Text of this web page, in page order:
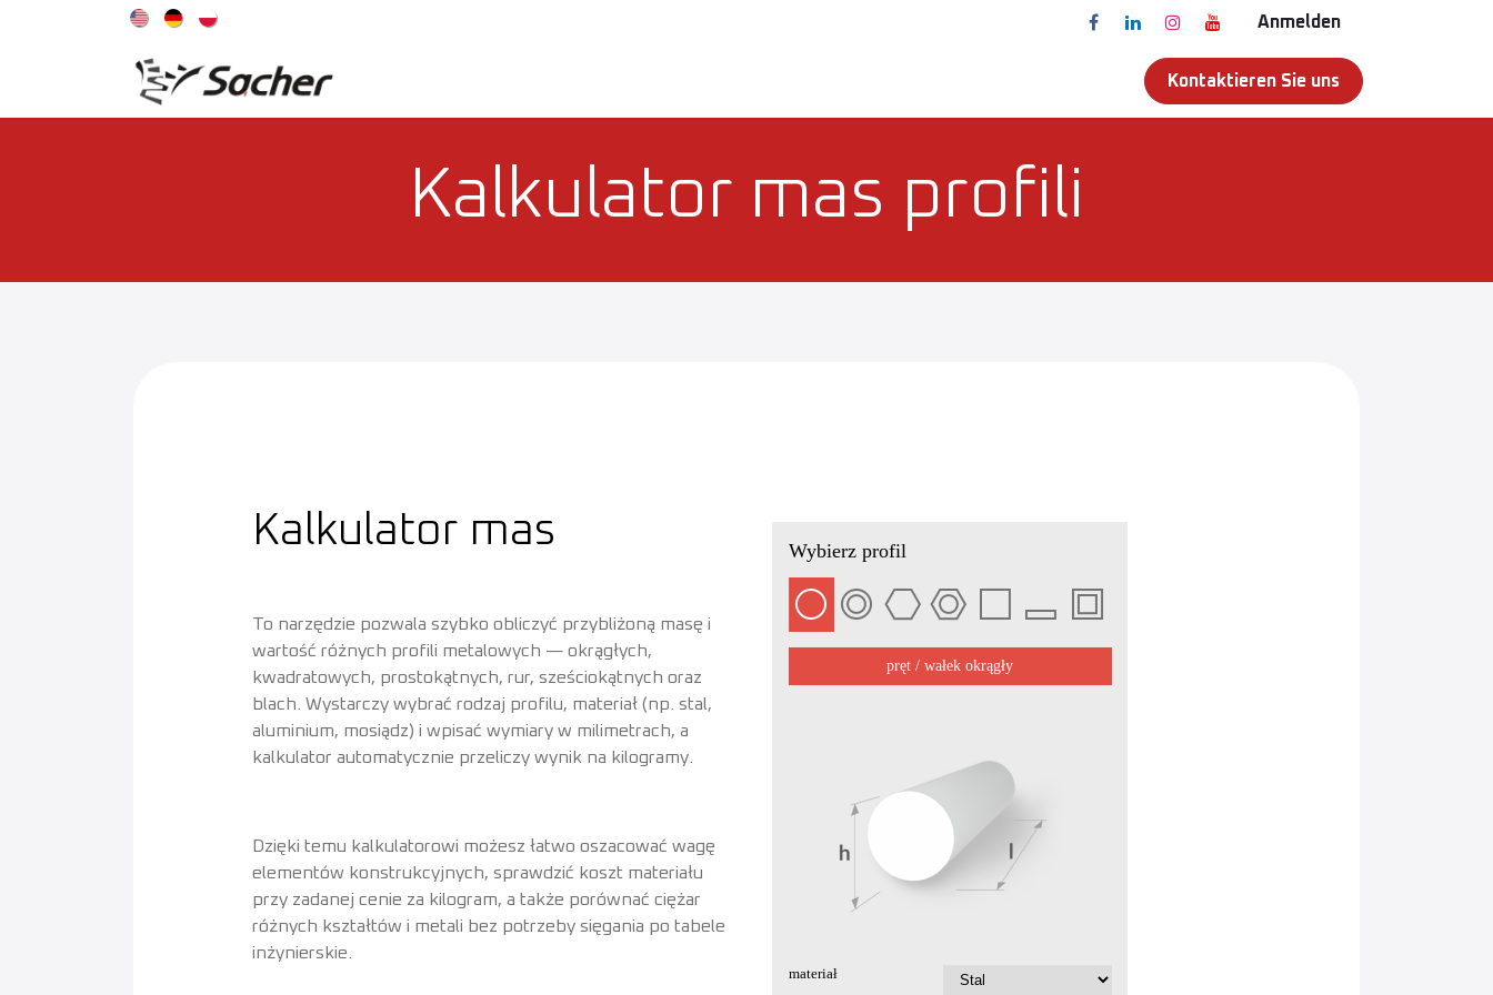
Anmelden
Kontaktieren Sie uns
Kalkulator mas profili
Kalkulator mas
To narzędzie pozwala szybko obliczyć przybliżoną masę i
wartość różnych profili metalowych — okrągłych,
kwadratowych, prostokątnych, rur, sześciokątnych oraz
blach. Wystarczy wybrać rodzaj profilu, materiał (np. stal,
aluminium, mosiądz) i wpisać wymiary w milimetrach, a
kalkulator automatycznie przeliczy wynik na kilogramy.
Dzięki temu kalkulatorowi możesz łatwo oszacować wagę
elementów konstrukcyjnych, sprawdzić koszt materiału
przy zadanej cenie za kilogram, a także porównać ciężar
różnych kształtów i metali bez potrzeby sięgania po tabele
inżynierskie.